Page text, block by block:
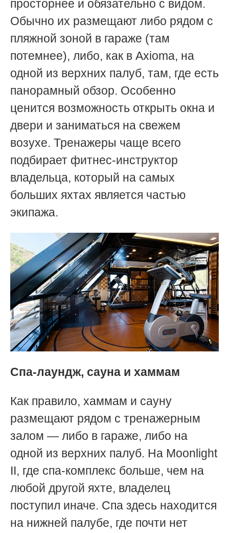
просторнее и обязательно с видом.
Обычно их размещают либо рядом с
пляжной зоной в гараже (там
потемнее), либо, как в Axioma, на
одной из верхних палуб, там, где есть
панорамный обзор. Особенно
ценится возможность открыть окна и
двери и заниматься на свежем
возухе. Тренажеры чаще всего
подбирает фитнес-инструктор
владельца, который на самых
больших яхтах является частью
экипажа.
Спа-лаундж, сауна и хаммам
Как правило, хаммам и сауну
размещают рядом с тренажерным
залом — либо в гараже, либо на
одной из верхних палуб. На Moonlight
II, где спа-комплекс больше, чем на
любой другой яхте, владелец
поступил иначе. Спа здесь находится
на нижней палубе, где почти нет